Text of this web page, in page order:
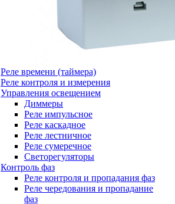
Реле времени (таймера)
Реле контроля и измерения
Управления освещением
Диммеры
Реле импульсное
Реле каскадное
Реле лестничное
Реле сумеречное
Светорегуляторы
Контроль фаз
Реле контроля и пропадания фаз
Реле чередования и пропадание
фаз